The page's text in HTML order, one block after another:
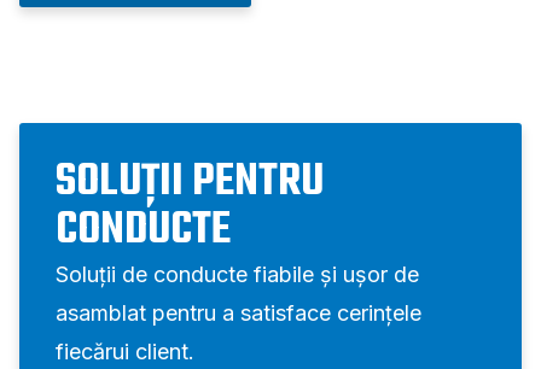
SOLUȚII PENTRU
CONDUCTE
Soluții de conducte fiabile și ușor de
asamblat pentru a satisface cerințele
fiecărui client.